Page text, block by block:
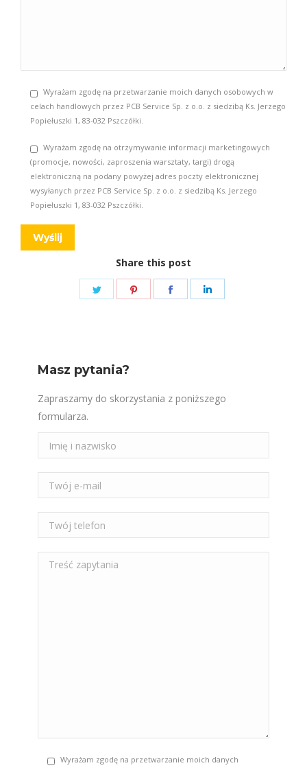
Wyrażam zgodę na przetwarzanie moich danych osobowych w
celach handlowych przez PCB Service Sp. z o.o. z siedzibą Ks. Jerzego
Popiełuszki 1, 83-032 Pszczółki.
Wyrażam zgodę na otrzymywanie informacji marketingowych
(promocje, nowości, zaproszenia warsztaty, targi) drogą
elektroniczną na podany powyżej adres poczty elektronicznej
wysyłanych przez PCB Service Sp. z o.o. z siedzibą Ks. Jerzego
Popiełuszki 1, 83-032 Pszczółki.
Share this post
Share
Share
Share
Masz pytania?
Zapraszamy do skorzystania z poniższego
formularza.
Wyrażam zgodę na przetwarzanie moich danych